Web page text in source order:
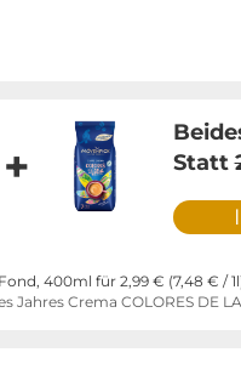
+
Statt
400ml für2,99 € (7,48 € /
Jahres Crema COLORES DE